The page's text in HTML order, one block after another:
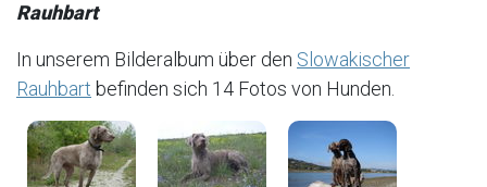
Rauhbart
In unserem Bilderalbum über den Slowakischer
Rauhbart befinden sich 14 Fotos von Hunden.